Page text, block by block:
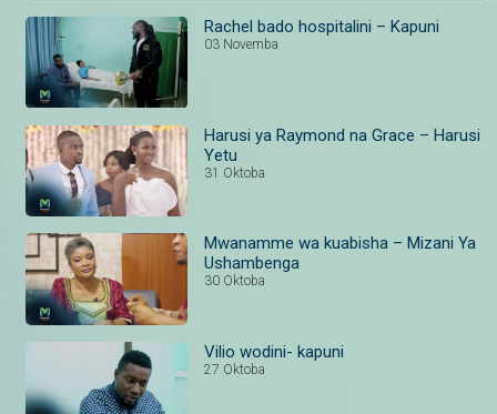
Rachel bado hospitalini – Kapuni
03 Novemba
Harusi ya Raymond na Grace – Harusi
Yetu
31 Oktoba
Mwanamme wa kuabisha – Mizani Ya
Ushambenga
30 Oktoba
Vilio wodini- kapuni
27 Oktoba